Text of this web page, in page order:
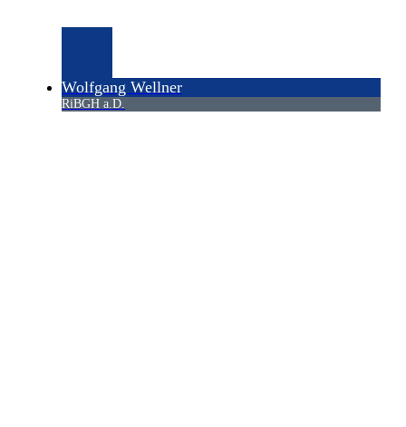
Wolfgang Wellner
RiBGH a.D.